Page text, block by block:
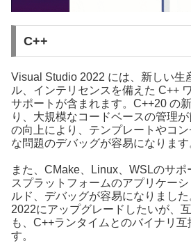
C++
Visual Studio 2022 には、新しい生
ル、インテリセンスを備えた C++
サポートが含まれます。C++20 の
り、大規模なコードベースの管理
の向上により、テンプレートやコ
な問題のデバッグが容易になります
また、CMake、Linux、WSLのサポ
スプラットフォームのアプリケー
ルド、デバッグが容易になりまし
2022にアップグレードしたいが、
も、C++ランタイムとのバイナリ
す。